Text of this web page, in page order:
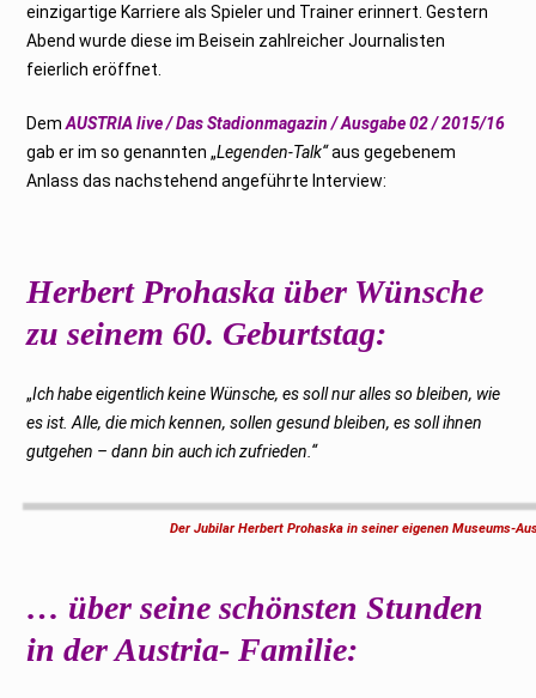
einzigartige Karriere als Spieler und Trainer erinnert. Gestern
Abend wurde diese im Beisein zahlreicher Journalisten
feierlich eröffnet.
Dem AUSTRIA live / Das Stadionmagazin / Ausgabe 02 / 2015/16
gab er im so genannten „Legenden-Talk“aus gegebenem
Anlass das nachstehend angeführte Interview:
Herbert Prohaska über Wünsche
zu seinem 60. Geburtstag:
„Ich habe eigentlich keine Wünsche, es soll nur alles so bleiben, wie
es ist. Alle, die mich kennen, sollen gesund bleiben, es soll ihnen
gutgehen – dann bin auch ich zufrieden.“
Der Jubilar Herbert Prohaska in seiner eigenen Museums-
… über seine schönsten Stunden
in der Austria- Familie: